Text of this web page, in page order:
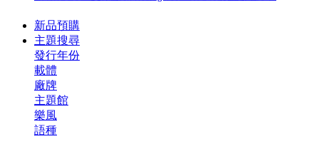
新品預購
主題搜尋
發行年份
載體
廠牌
主題館
樂風
語種